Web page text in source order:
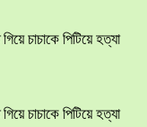
চাচাকে পিটিয়ে হত্যা
চাচাকে পিটিয়ে হত্যা